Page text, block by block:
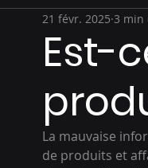
Est-
21 févr. 2025 3 min
La mauvaise
de produits et